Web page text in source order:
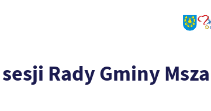
Rady Gminy